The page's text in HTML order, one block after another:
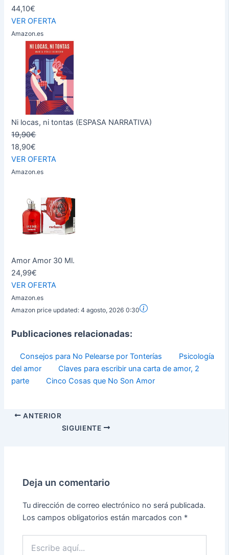
44,10€
VER OFERTA
Amazon.es
Ni locas, ni tontas (ESPASA NARRATIVA)
19,90€
18,90€
VER OFERTA
Amazon.es
Amor Amor 30 Ml.
24,99€
VER OFERTA
Amazon.es
Amazon price updated:4 agosto, 2026 0:30
Publicaciones relacionadas:
Consejos para No Pelearse por Tonterías
Psicología
del amor
Claves para escribir una carta de amor, 2
parte
Cinco Cosas que No Son Amor
ANTERIOR
SIGUIENTE
Deja un comentario
Tu dirección de correo electrónico no será publicada.
Los campos obligatorios están marcados con *
aquí...